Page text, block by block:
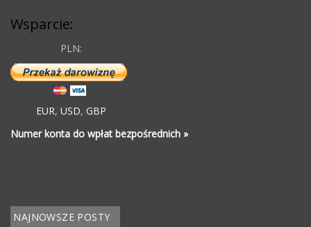
Wsparcie:
PLN:
EUR, USD, GBP
Numer konta do wpłat bezpośrednich »
NAJNOWSZE POSTY